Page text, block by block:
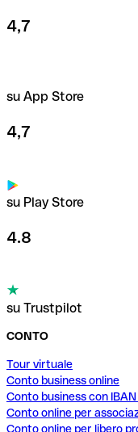
4,7
su App Store
4,7
su Play Store
4.8
su Trustpilot
CONTO
Tour virtuale
Conto business online
Conto business con
Conto online per
Conto online per libero